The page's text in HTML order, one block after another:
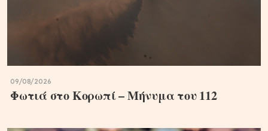
09/08/2026
Φωτιά στο Κορωπί – Μήνυμα του 112